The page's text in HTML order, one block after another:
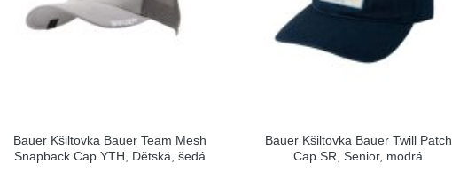
Bauer Kšiltovka Bauer Team Mesh
Snapback Cap YTH, Dětská, šedá
Bauer Kšiltovka Bauer Twill Patch
Cap SR, Senior, modrá